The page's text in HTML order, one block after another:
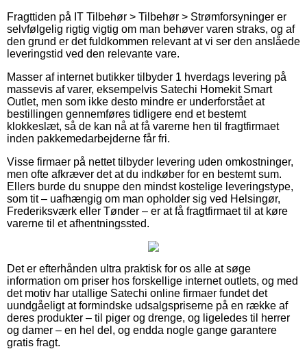
Fragttiden på IT Tilbehør > Tilbehør > Strømforsyninger er
selvfølgelig rigtig vigtig om man behøver varen straks, og af
den grund er det fuldkommen relevant at vi ser den anslåede
leveringstid ved den relevante vare.
Masser af internet butikker tilbyder 1 hverdags levering på
massevis af varer, eksempelvis Satechi Homekit Smart
Outlet, men som ikke desto mindre er underforstået at
bestillingen gennemføres tidligere end et bestemt
klokkeslæt, så de kan nå at få varerne hen til fragtfirmaet
inden pakkemedarbejderne får fri.
Visse firmaer på nettet tilbyder levering uden omkostninger,
men ofte afkræver det at du indkøber for en bestemt sum.
Ellers burde du snuppe den mindst kostelige leveringstype,
som tit – uafhængig om man opholder sig ved Helsingør,
Frederiksværk eller Tønder – er at få fragtfirmaet til at køre
varerne til et afhentningssted.
Det er efterhånden ultra praktisk for os alle at søge
information om priser hos forskellige internet outlets, og med
det motiv har utallige Satechi online firmaer fundet det
uundgåeligt at formindske udsalgspriserne på en række af
deres produkter – til piger og drenge, og ligeledes til herrer
og damer – en hel del, og endda nogle gange garantere
gratis fragt.